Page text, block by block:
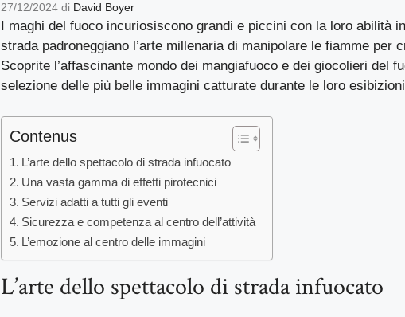
27/12/2024 di David Boyer
I maghi del fuoco incuriosiscono grandi e piccini con la loro abilità
strada padroneggiano l’arte millenaria di manipolare le fiamme per
Scoprite l’affascinante mondo dei mangiafuoco e dei giocolieri del
selezione delle più belle immagini catturate durante le loro
Contenus
L’arte dello spettacolo di strada infuocato
Una vasta gamma di effetti pirotecnici
Servizi adatti a tutti gli eventi
Sicurezza e competenza al centro dell’attività
L’emozione al centro delle immagini
L’arte dello spettacolo di strada infuocato